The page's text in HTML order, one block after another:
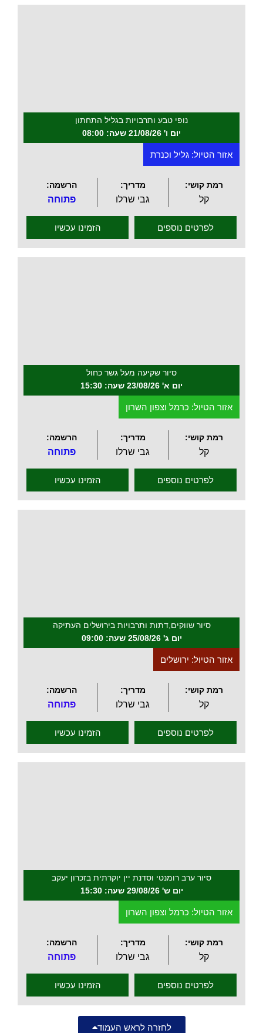
נופי טבע ותרבויות בגליל התחתון
יום ו' 21/08/26 שעה: 08:00
אזור הטיול: גליל וכנרת
רמת קושי:
קל
מדריך:
גבי שרלו
הרשמה:
פתוחה
לפרטים נוספים הזמינו עכשיו
סיור שקיעה מעל גשר כחול
יום א' 23/08/26 שעה: 15:30
אזור הטיול: כרמל וצפון השרון
רמת קושי:
קל
מדריך:
גבי שרלו
הרשמה:
פתוחה
לפרטים נוספים הזמינו עכשיו
סיור שווקים,דתות ותרבויות בירושלים העתיקה
יום ג' 25/08/26 שעה: 09:00
אזור הטיול: ירושלים
רמת קושי:
קל
מדריך:
גבי שרלו
הרשמה:
פתוחה
לפרטים נוספים הזמינו עכשיו
סיור ערב רומנטי וסדנת יין יוקרתית בזכרון יעקב
יום ש' 29/08/26 שעה: 15:30
אזור הטיול: כרמל וצפון השרון
רמת קושי:
קל
מדריך:
גבי שרלו
הרשמה:
פתוחה
לפרטים נוספים הזמינו עכשיו
לחזרה לראש העמוד